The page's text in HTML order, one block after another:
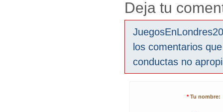
Deja tu
los comentarios
conductas no
* Tu nombre: